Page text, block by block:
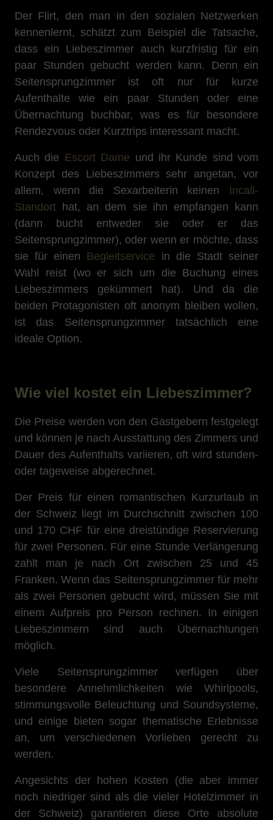
Der Flirt, den man in den sozialen Netzwerken
kennenlernt, schätzt zum Beispiel die Tatsache,
dass ein Liebeszimmer auch kurzfristig für ein
paar Stunden gebucht werden kann. Denn ein
Seitensprungzimmer ist oft nur für kurze
Aufenthalte wie ein paar Stunden oder eine
Übernachtung buchbar, was es für besondere
Rendezvous oder Kurztrips interessant macht.
Auch die Escort Dame und ihr Kunde sind vom
Konzept des Liebeszimmers sehr angetan, vor
allem, wenn die Sexarbeiterin keinen Incall-
Standort hat, an dem sie ihn empfangen kann
(dann bucht entweder sie oder er das
Seitensprungzimmer), oder wenn er möchte, dass
sie für einen Begleitservice in die Stadt seiner
Wahl reist (wo er sich um die Buchung eines
Liebeszimmers gekümmert hat). Und da die
beiden Protagonisten oft anonym bleiben wollen,
ist das Seitensprungzimmer tatsächlich eine
ideale Option.
Wie viel kostet ein Liebeszimmer?
Die Preise werden von den Gastgebern festgelegt
und können je nach Ausstattung des Zimmers und
Dauer des Aufenthalts variieren, oft wird stunden-
oder tageweise abgerechnet.
Der Preis für einen romantischen Kurzurlaub in
der Schweiz liegt im Durchschnitt zwischen 100
und 170 CHF für eine dreistündige Reservierung
für zwei Personen. Für eine Stunde Verlängerung
zahlt man je nach Ort zwischen 25 und 45
Franken. Wenn das Seitensprungzimmer für mehr
als zwei Personen gebucht wird, müssen Sie mit
einem Aufpreis pro Person rechnen. In einigen
Liebeszimmern sind auch Übernachtungen
möglich.
Viele Seitensprungzimmer verfügen über
besondere Annehmlichkeiten wie Whirlpools,
stimmungsvolle Beleuchtung und Soundsysteme,
und einige bieten sogar thematische Erlebnisse
an, um verschiedenen Vorlieben gerecht zu
werden.
Angesichts der hohen Kosten (die aber immer
noch niedriger sind als die vieler Hotelzimmer in
der Schweiz) garantieren diese Orte absolute